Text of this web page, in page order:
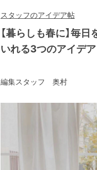
スタッフのアイデア帖
【暮らしも春に】毎
いれる3つのアイデア
編集スタッフ 奥村